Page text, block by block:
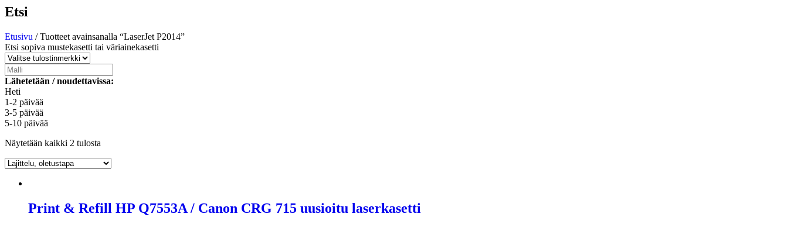
Etsi
Etusivu / Tuotteet avainsanalla “LaserJet P2014”
Etsi sopiva mustekasetti tai väriainekasetti
Lähetetään / noudettavissa:
Heti
1-2 päivää
3-5 päivää
5-10 päivää
Näytetään kaikki 2 tulosta
Print & Refill HP Q7553A / Canon CRG 715 uusioitu laserkasetti